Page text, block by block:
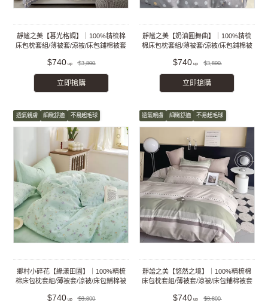
靜謐之美【暮光格調】｜100%精梳棉
床包枕套組/薄被套/涼被/床包鋪棉被套
$740 $3,800
立即搶購
靜謐之美【奶油圓舞曲】｜100%精梳
棉床包枕套組/薄被套/涼被/床包鋪棉被
$740 $3,800
立即搶購
透氣親膚 細緻舒適 不易起毛球
鄉村小碎花【綠漾田園】｜100%精梳
棉床包枕套組/薄被套/涼被/床包鋪棉被
$740 $3,800
透氣親膚 細緻舒適 不易起毛球
靜謐之美【悠然之境】｜100%精梳棉
床包枕套組/薄被套/涼被/床包鋪棉被套
$740 $3,800